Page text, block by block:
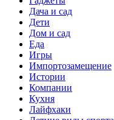
Дача и сад
Дети
Дом и сад
Еда
Игры
Импортозамещение
Истории
Компании
Кухня
Лайфхаки